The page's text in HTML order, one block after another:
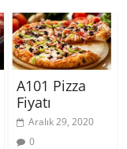
A101 Pizza
Fiyatı
Aralık 29, 2020
0